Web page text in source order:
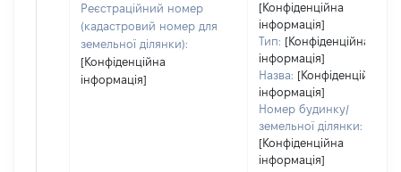
Реєстраційний номер
(кадастровий номер для
земельної ділянки):
[Конфіденційна
інформація]
[Конфіденційна
інформація]
Тип: [Конфіденційна
інформація]
Назва: [Конфіденційна
інформація]
Номер будинку/
земельної ділянки:
[Конфіденційна
інформація]